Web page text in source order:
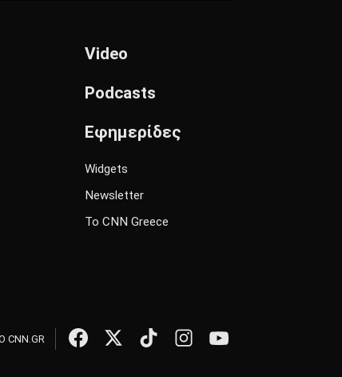
Video
Podcasts
Εφημερίδες
Widgets
Newsletter
Το CNN Greece